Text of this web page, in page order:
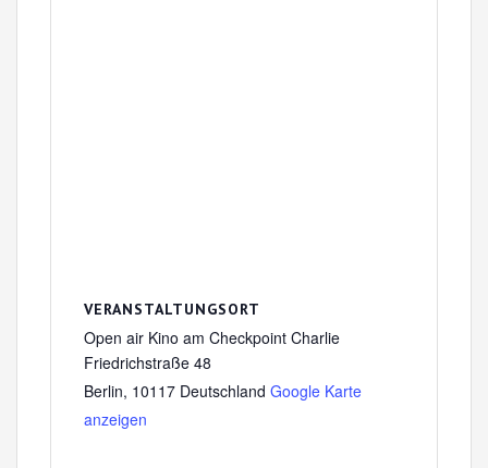
VERANSTALTUNGSORT
Open air Kino am Checkpoint Charlie
Friedrichstraße 48
Berlin, 10117 Deutschland Google Karte
anzeigen